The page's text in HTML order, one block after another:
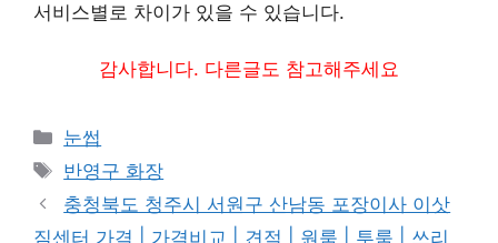
서비스별로 차이가 있을 수 있습니다.
감사합니다. 다른글도 참고해주세요
카
테
리
눈썹
태
그
반영구 화장
충청북도 청주시 서원구 산남동 포장이사 이삿
짐센터 가격 | 가격비교 | 견적 | 원룸 | 투룸 | 쓰리